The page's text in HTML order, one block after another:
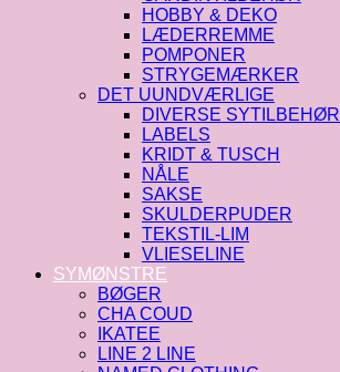
HOBBY & DEKO
LÆDERREMME
POMPONER
STRYGEMÆRKER
DET UUNDVÆRLIGE
DIVERSE SYTILBEHØR
LABELS
KRIDT & TUSCH
NÅLE
SAKSE
SKULDERPUDER
TEKSTIL-LIM
VLIESELINE
SYMØNSTRE
BØGER
CHA COUD
IKATEE
LINE 2 LINE